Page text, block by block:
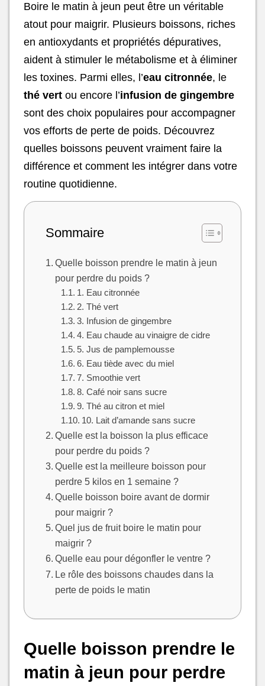
Boire le matin à jeun peut être un véritable
atout pour maigrir. Plusieurs boissons, riches
en antioxydants et propriétés dépuratives,
aident à stimuler le métabolisme et à éliminer
les toxines. Parmi elles, l’eau citronnée, le
thé vert ou encore l’infusion de gingembre
sont des choix populaires pour accompagner
vos efforts de perte de poids. Découvrez
quelles boissons peuvent vraiment faire la
différence et comment les intégrer dans votre
routine quotidienne.
Sommaire
Quelle boisson prendre le matin à jeun
pour perdre du poids ?
1. Eau citronnée
2. Thé vert
3. Infusion de gingembre
4. Eau chaude au vinaigre de cidre
5. Jus de pamplemousse
6. Eau tiède avec du miel
7. Smoothie vert
8. Café noir sans sucre
9. Thé au citron et miel
10. Lait d’amande sans sucre
Quelle est la boisson la plus efficace
pour perdre du poids ?
Quelle est la meilleure boisson pour
perdre 5 kilos en 1 semaine ?
Quelle boisson boire avant de dormir
pour maigrir ?
Quel jus de fruit boire le matin pour
maigrir ?
Quelle eau pour dégonfler le ventre ?
Le rôle des boissons chaudes dans la
perte de poids le matin
Quelle boisson prendre le
matin à jeun pour perdre